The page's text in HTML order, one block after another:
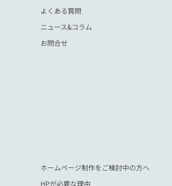
よくある質問
ニュース&コラム
お問合せ
ホームページ制作をご検討中の方へ
HPが必要な理由